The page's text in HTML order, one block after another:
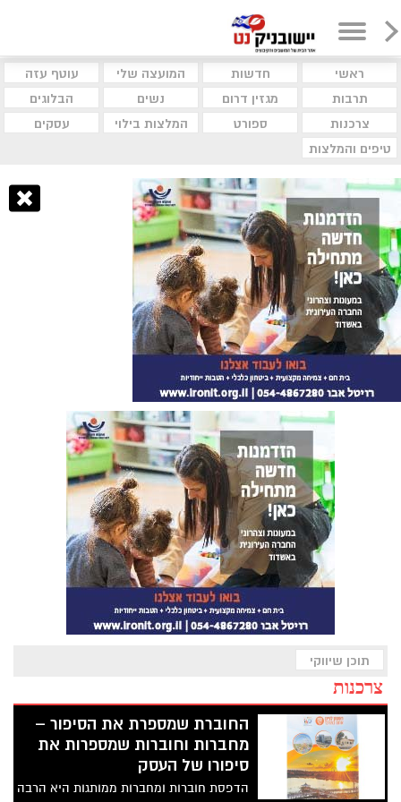
ראשי חדשות המועצה שלי
עוטף עזה
תרבות
מגזין דרום נשים
הבלוגים
צרכנות
ספורט המלצות בילוי
עסקים
טיפים והמלצות
תוכן שיווקי
צרכנות
החוברת שמספרת את הסיפור –
מחברות וחוברות שמספרות את
סיפורו של העסק
הדפסת חוברות ומחברות ממותגות היא הרבה